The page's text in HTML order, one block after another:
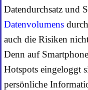
Datendurchsatz und
Datenvolumens
auch die Risiken
Denn auf
Hotspots eingeloggt
persönliche